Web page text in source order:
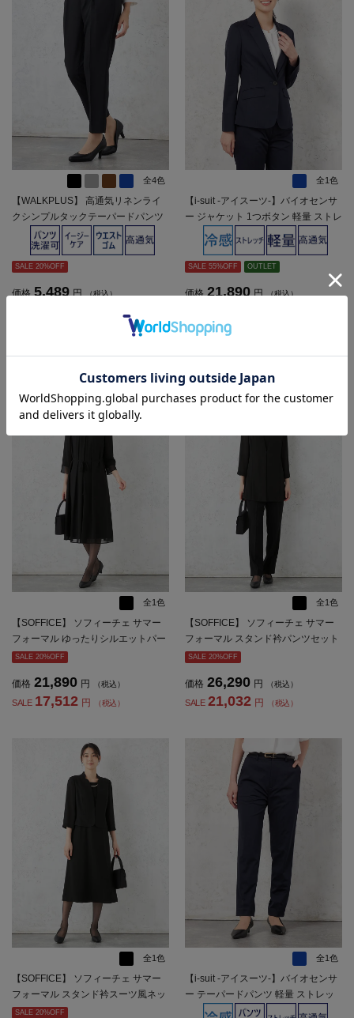
全4色
【WALKPLUS】 高通気リネンライ
クシンプルタックテーパードパンツ
フルレン ワンタック ウォッシャブル
春夏【レディース】
SALE 20%OFF
価格 5,489 円 （税込）
★2点目10%OFF/3点目以降20%O
全1色
【i-suit -アイスーツ-】バイオセンサ
ー ジャケット 1つボタン 軽量 ストレ
ッチ シャドウストライプ SOFFICE
春夏【レディース】
SALE 55%OFF OUTLET
価格 21,890 円 （税込）
2点目半額セール対象商品
全1色
【SOFFICE】 ソフィーチェ サマー
フォーマル ゆったりシルエットパー
ルモチーフワンピース ウォッシャブ
ス】
SALE 20%OFF
価格 21,890 円 （税込）
SALE 17,512 円 （税込）
全1色
【SOFFICE】 ソフィーチェ サマー
フォーマル スタンド衿パンツセット
ウォッシャブル 通気 接触冷感 春夏
SALE 20%OFF
価格 26,290 円 （税込）
SALE 21,032 円 （税込）
全1色
【SOFFICE】 ソフィーチェ サマー
フォーマル スタンド衿スーツ風ネッ
クレス付ワンピース ウォッシャブル
SALE 20%OFF
全1色
【i-suit -アイスーツ-】バイオセンサ
ー テーパードパンツ 軽量 ストレッ
チ シャドウストライプ SOFFICE 春